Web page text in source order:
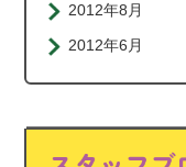
2012年8月
2012年6月